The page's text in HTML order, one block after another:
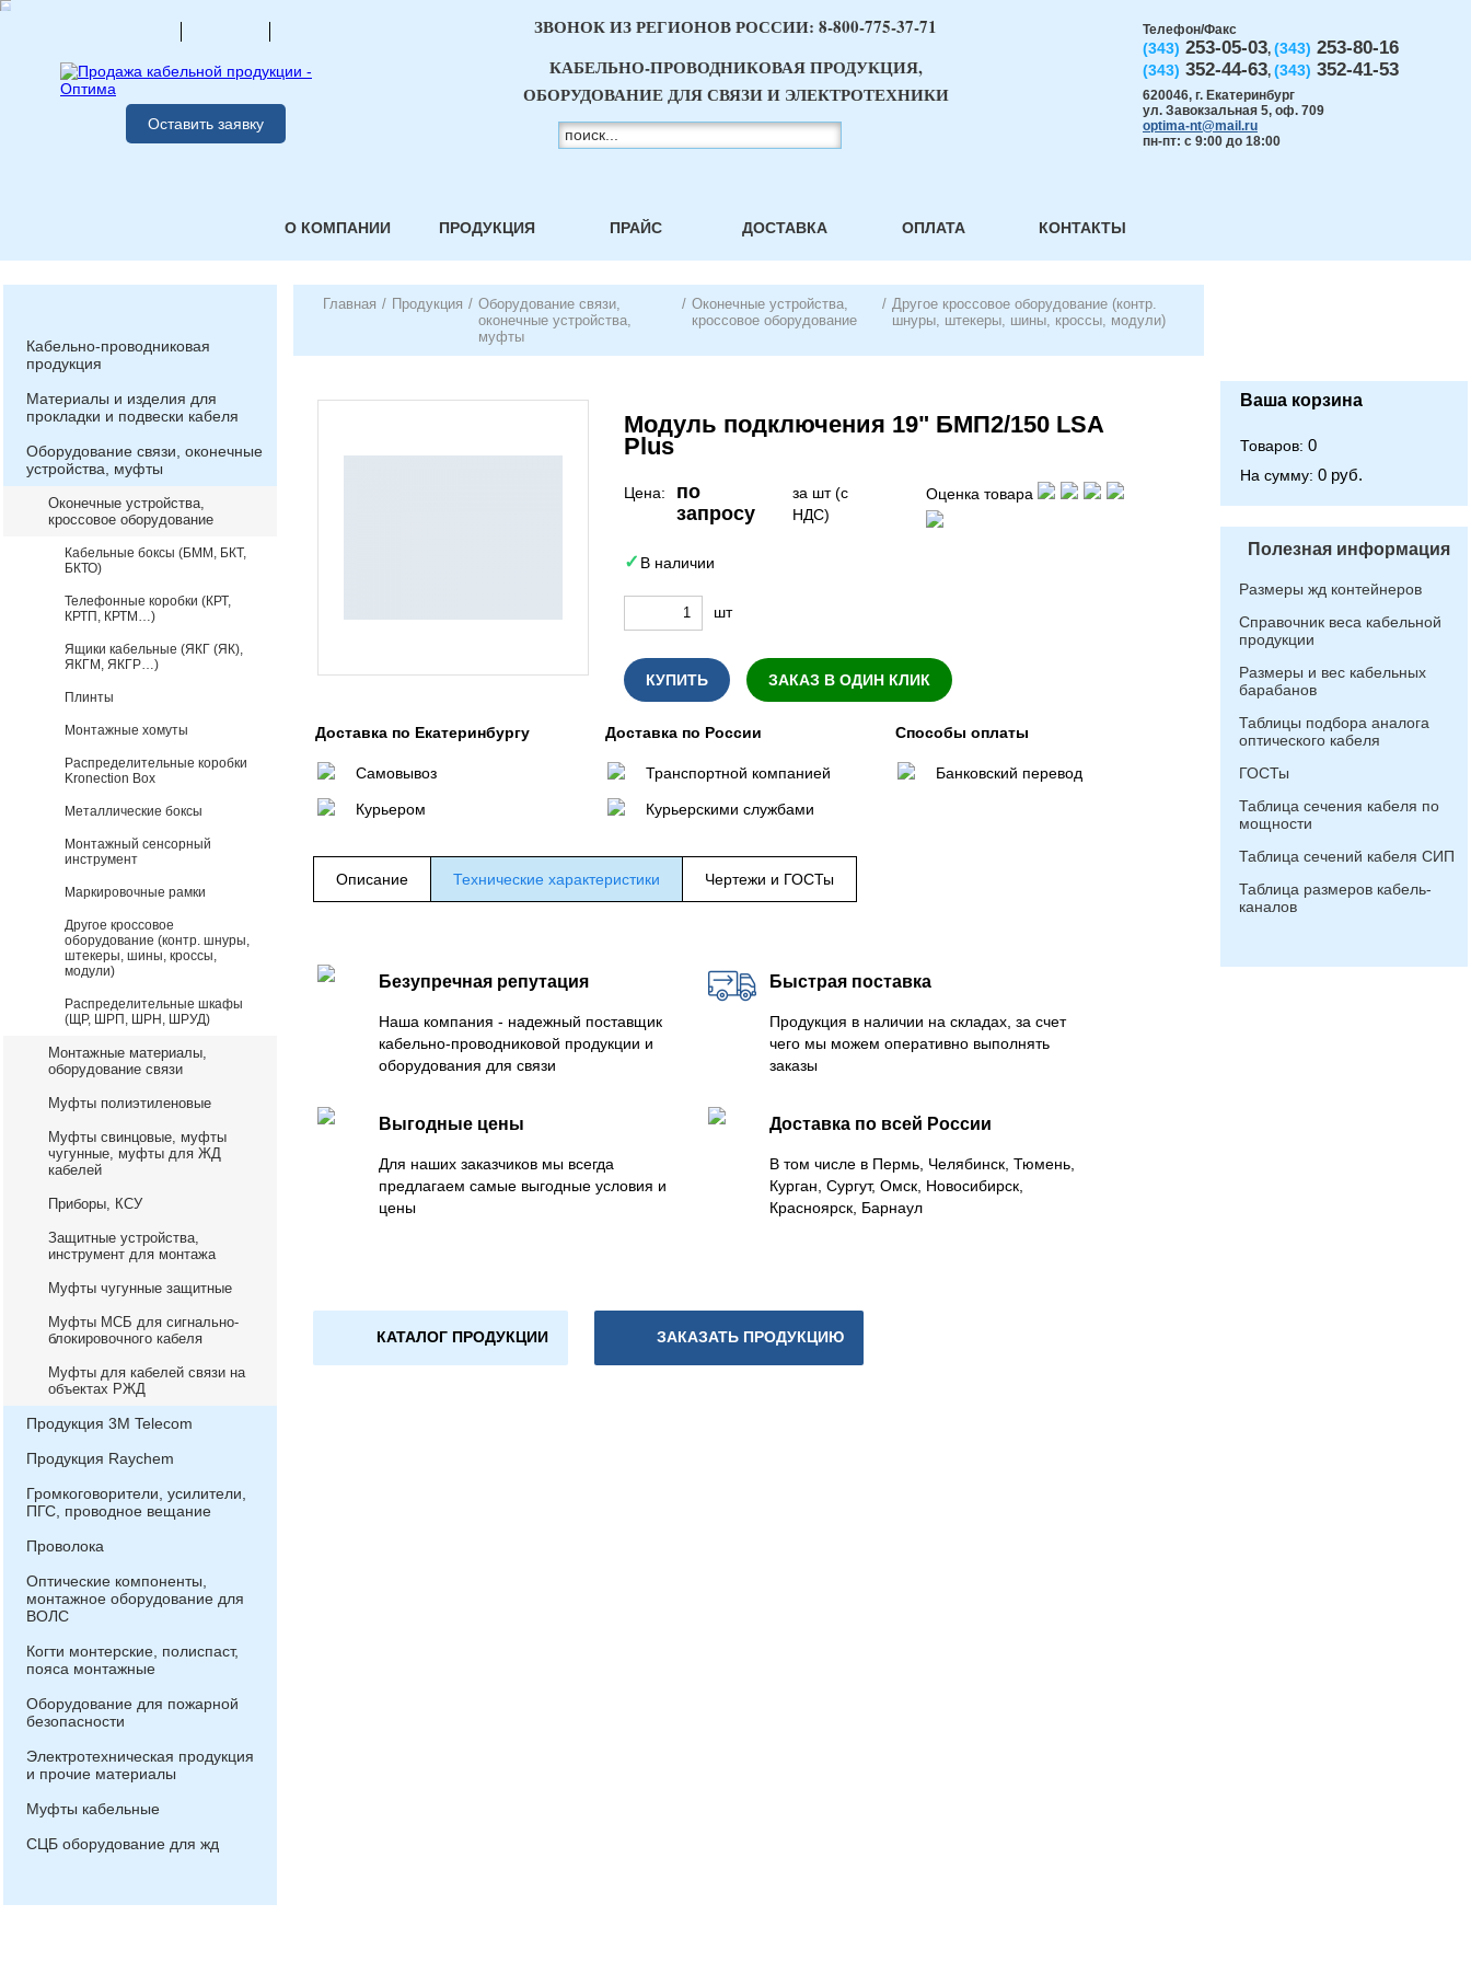
Оставить заявку
Телефон/Факс
(343) 253-05-03, (343) 253-80-16
(343) 352-44-63, (343) 352-41-53
620046, г. Екатеринбург
ул. Завокзальная 5, оф. 709
optima-nt@mail.ru
пн-пт: с 9:00 до 18:00
ЗВОНОК ИЗ РЕГИОНОВ РОССИИ: 8-800-775-37-71
КАБЕЛЬНО-ПРОВОДНИКОВАЯ ПРОДУКЦИЯ,
ОБОРУДОВАНИЕ ДЛЯ СВЯЗИ И ЭЛЕКТРОТЕХНИКИ
О КОМПАНИИ ПРОДУКЦИЯ ПРАЙС ДОСТАВКА ОПЛАТА КОНТАКТЫ
Кабельно-проводниковая
продукция
Материалы и изделия для
прокладки и подвески кабеля
Оборудование связи, оконечные
устройства, муфты
Оконечные устройства,
кроссовое оборудование
Кабельные боксы (БММ, БКТ,
БКТО)
Телефонные коробки (КРТ,
КРТП, КРТМ…)
Ящики кабельные (ЯКГ (ЯК),
ЯКГМ, ЯКГР…)
Плинты
Монтажные хомуты
Распределительные коробки
Kronection Box
Металлические боксы
Монтажный сенсорный
инструмент
Маркировочные рамки
Другое кроссовое
оборудование (контр. шнуры,
штекеры, шины, кроссы,
модули)
Распределительные шкафы
(ЩР, ШРП, ШРН, ШРУД)
Монтажные материалы,
оборудование связи
Муфты полиэтиленовые
Муфты свинцовые, муфты
чугунные, муфты для ЖД
кабелей
Приборы, КСУ
Защитные устройства,
инструмент для монтажа
Муфты чугунные защитные
Муфты МСБ для сигнально-
блокировочного кабеля
Муфты для кабелей связи на
объектах РЖД
Продукция 3М Telecom
Продукция Raychem
Громкоговорители, усилители,
ПГС, проводное вещание
Проволока
Оптические компоненты,
монтажное оборудование для
ВОЛС
Когти монтерские, полиспаст,
пояса монтажные
Оборудование для пожарной
безопасности
Электротехническая продукция
и прочие материалы
Муфты кабельные
СЦБ оборудование для жд
Главная / Продукция / Оборудование связи,
оконечные устройства,
муфты
/ Оконечные устройства,
кроссовое оборудование
/ Другое кроссовое оборудование (контр.
шнуры, штекеры, шины, кроссы, модули)
Модуль подключения 19" БМП2/150 LSA
Plus
Цена:
по
запросу
за шт (с
НДС)
Оценка товара
В наличии
шт
КУПИТЬ ЗАКАЗ В ОДИН КЛИК
Доставка по Екатеринбургу
Самовывоз
Курьером
Доставка по России
Транспортной компанией
Курьерскими службами
Способы оплаты
Банковский перевод
Описание Технические характеристики Чертежи и ГОСТы
Безупречная репутация
Наша компания - надежный поставщик
кабельно-проводниковой продукции и
оборудования для связи
Быстрая поставка
Продукция в наличии на складах, за счет
чего мы можем оперативно выполнять
заказы
Выгодные цены
Для наших заказчиков мы всегда
предлагаем самые выгодные условия и
цены
Доставка по всей России
В том числе в Пермь, Челябинск, Тюмень,
Курган, Сургут, Омск, Новосибирск,
Красноярск, Барнаул
КАТАЛОГ ПРОДУКЦИИ ЗАКАЗАТЬ ПРОДУКЦИЮ
Ваша корзина
Товаров: 0
На сумму: 0 руб.
Полезная информация
Размеры жд контейнеров
Справочник веса кабельной
продукции
Размеры и вес кабельных
барабанов
Таблицы подбора аналога
оптического кабеля
ГОСТы
Таблица сечения кабеля по
мощности
Таблица сечений кабеля СИП
Таблица размеров кабель-
каналов